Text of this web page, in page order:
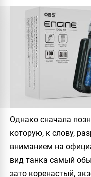
Однако сначала
которую, к слову,
вниманием на
вид танка самый
зато коренастый,